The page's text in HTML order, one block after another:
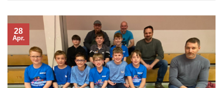
28
Apr.